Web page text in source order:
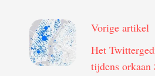
Vorige artikel
Het
tijdens orkaan